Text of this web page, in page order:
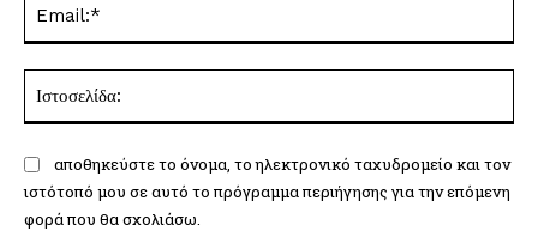
αποθηκεύστε το όνομα, το ηλεκτρονικό ταχυδρομείο και τον
ιστότοπό μου σε αυτό το πρόγραμμα περιήγησης για την επόμενη
φορά που θα σχολιάσω.